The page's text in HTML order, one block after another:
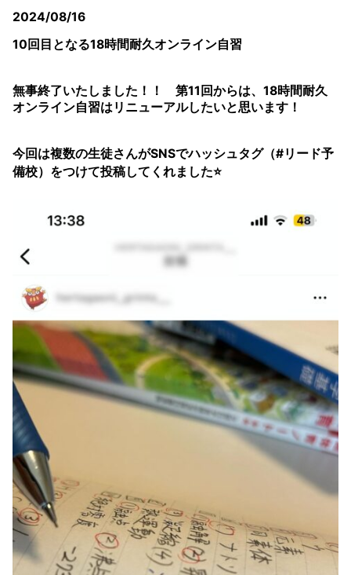
2024/08/16
10回目となる18時間耐久オンライン自習
無事終了いたしました！！ 第11回からは、18時間耐久
オンライン自習はリニューアルしたいと思います！
今回は複数の生徒さんがSNSでハッシュタグ（#リード予
備校）をつけて投稿してくれました⭐️